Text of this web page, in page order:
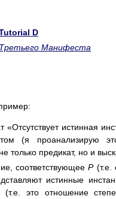
D
Третьего Манифеста
«Отсутствует истинная
(я проанализирую
только предикат, но и
соответствующееP(т.е.
истинные
(т.е. это отношение